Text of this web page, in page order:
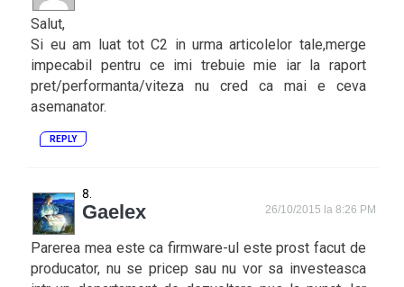
Salut,
Si eu am luat tot C2 in urma articolelor tale,merge
impecabil pentru ce imi trebuie mie iar la raport
pret/performanta/viteza nu cred ca mai e ceva
asemanator.
REPLY
Gaelex 26/10/2015 la 8:26 PM
Parerea mea este ca firmware-ul este prost facut de
producator, nu se pricep sau nu vor sa investeasca